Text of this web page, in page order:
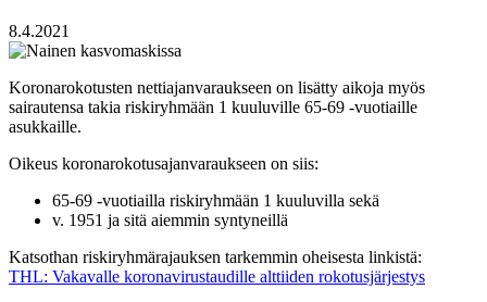
8.4.2021
Koronarokotusten nettiajanvaraukseen on lisätty aikoja myös
sairautensa takia riskiryhmään 1 kuuluville 65-69 -vuotiaille
asukkaille.
Oikeus koronarokotusajanvaraukseen on siis:
65-69 -vuotiailla riskiryhmään 1 kuuluvilla sekä
v. 1951 ja sitä aiemmin syntyneillä
Katsothan riskiryhmärajauksen tarkemmin oheisesta linkistä:
THL: Vakavalle koronavirustaudille alttiiden rokotusjärjestys